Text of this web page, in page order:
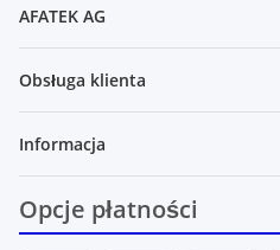
AFATEK AG
Obsługa klienta
Informacja
Opcje płatności